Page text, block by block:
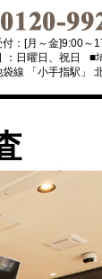
付：[月～金]9:00～
：日曜日、祝日
■
線 「小手指駅」